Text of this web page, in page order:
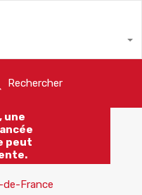
Rechercher
une
peut
France